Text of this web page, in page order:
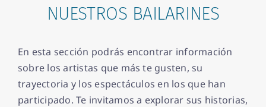
NUESTROS BAILARINES
En esta sección podrás encontrar información
sobre los artistas que más te gusten, su
trayectoria y los espectáculos en los que han
participado. Te invitamos a explorar sus historias,